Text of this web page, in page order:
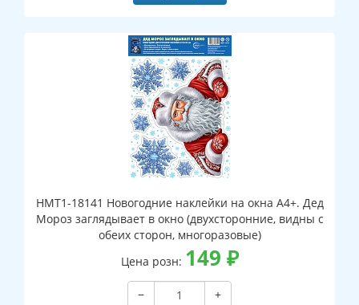
НМТ1-18141 Новогодние наклейки на окна А4+. Дед
Мороз заглядывает в окно (двухсторонние, видны с
обеих сторон, многоразовые)
Цена розн: 149 ₽
−
+